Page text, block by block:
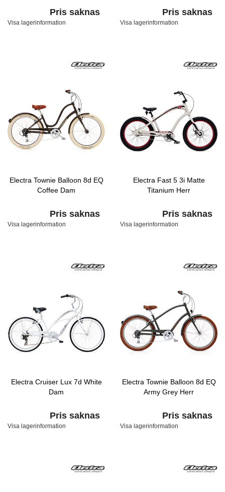
Pris saknas
Visa lagerinformation
Pris saknas
Visa lagerinformation
Electra Townie Balloon 8d EQ
Coffee Dam
Pris saknas
Visa lagerinformation
Electra Fast 5 3i Matte
Titanium Herr
Pris saknas
Visa lagerinformation
Electra Cruiser Lux 7d White
Dam
Pris saknas
Visa lagerinformation
Electra Townie Balloon 8d EQ
Army Grey Herr
Pris saknas
Visa lagerinformation